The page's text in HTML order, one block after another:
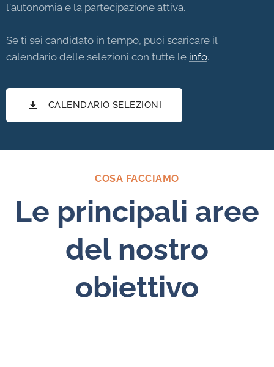
l'autonomia e la partecipazione attiva.
Se ti sei candidato in tempo, puoi scaricare il
calendario delle selezioni con tutte le info.
CALENDARIO SELEZIONI
COSA FACCIAMO
Le principali aree
del nostro
obiettivo